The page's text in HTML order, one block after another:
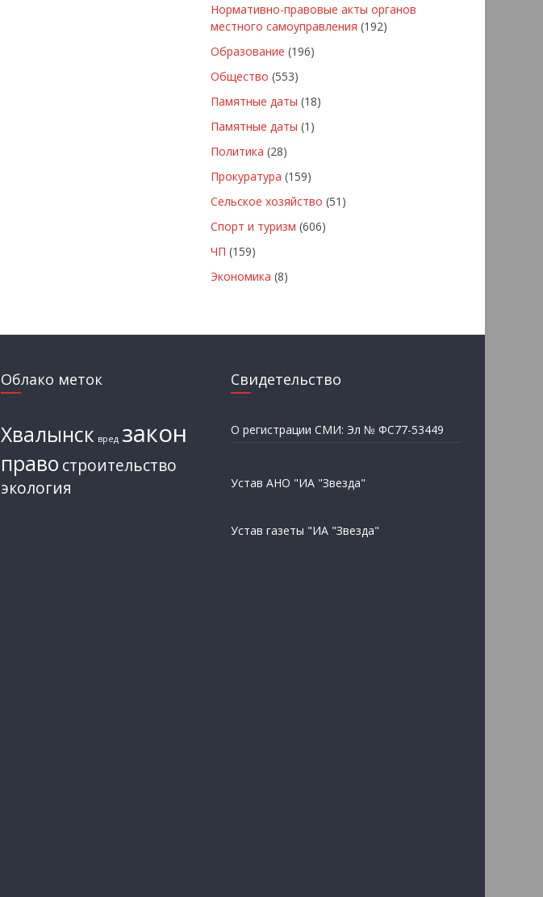
Нормативно-правовые акты органов
местного самоуправления (192)
Образование (196)
Общество (553)
Памятные даты (18)
Памятные даты (1)
Политика (28)
Прокуратура (159)
Сельское хозяйство (51)
Спорт и туризм (606)
ЧП (159)
Экономика (8)
Облако меток
Хвалынск вред закон
право строительство
экология
Свидетельство
О регистрации СМИ: Эл № ФС77-53449
Устав АНО "ИА "Звезда"
Устав газеты "ИА "Звезда"